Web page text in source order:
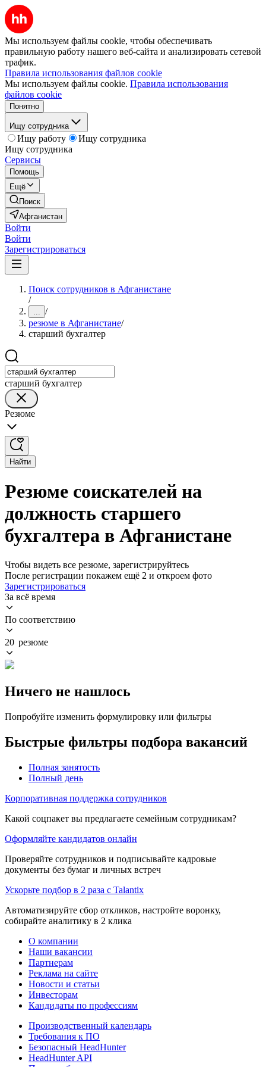
Мы используем файлы cookie, чтобы обеспечивать
правильную работу нашего веб-сайта и анализировать сетевой
трафик.
Правила использования файлов cookie
Мы используем файлы cookie. Правила использования
файлов cookie
Понятно
Ищу сотрудника
Ищу работу
Ищу сотрудника
Ищу сотрудника
Сервисы
Помощь
Ещё
Поиск
Афганистан
Войти
Войти
Зарегистрироваться
Поиск сотрудников в Афганистане
/
... /
резюме в Афганистане/
старший бухгалтер
старший бухгалтер
Резюме
Найти
Резюме соискателей на
должность старшего
бухгалтера в Афганистане
Чтобы видеть все резюме, зарегистрируйтесь
После регистрации покажем ещё 2 и откроем фото
Зарегистрироваться
За всё время
По соответствию
20 резюме
Ничего не нашлось
Попробуйте изменить формулировку или фильтры
Быстрые фильтры подбора вакансий
Полная занятость
Полный день
Корпоративная поддержка сотрудников
Какой соцпакет вы предлагаете семейным сотрудникам?
Оформляйте кандидатов онлайн
Проверяйте сотрудников и подписывайте кадровые
документы без бумаг и личных встреч
Ускорьте подбор в 2 раза с Talantix
Автоматизируйте сбор откликов, настройте воронку,
собирайте аналитику в 2 клика
О компании
Наши вакансии
Партнерам
Реклама на сайте
Новости и статьи
Инвесторам
Кандидаты по профессиям
Производственный календарь
Требования к ПО
Безопасный HeadHunter
HeadHunter API